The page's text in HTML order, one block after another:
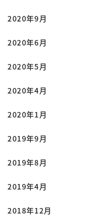
2020年9月
2020年6月
2020年5月
2020年4月
2020年1月
2019年9月
2019年8月
2019年4月
2018年12月